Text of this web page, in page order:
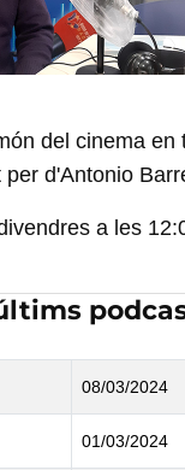
del cinema en
d'Antonio
a les
08/03/2024
01/03/2024